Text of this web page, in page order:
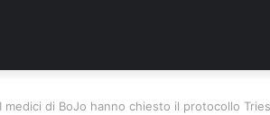
medici di BoJo hanno chiesto il protocollo